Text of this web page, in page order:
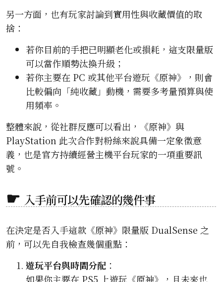
另一方面，也有玩家討論到實用性與收藏價值的取
捨：
若你目前的手把已明顯老化或損耗，這支限量版
可以當作順勢汰換升級；
若你主要在 PC 或其他平台遊玩《原神》，則會
比較偏向「純收藏」動機，需要多考量預算與使
用頻率。
整體來說，從社群反應可以看出，《原神》與
PlayStation 此次合作對粉絲來說具備一定象徵意
義，也是官方持續經營主機平台玩家的一項重要訊
號。
入手前可以先確認的幾件事
在決定是否入手這款《原神》限量版 DualSense 之
前，可以先自我檢查幾個重點：
遊玩平台與時間分配 ：
如果你主要在 PS5 上遊玩《原神》，且未來也